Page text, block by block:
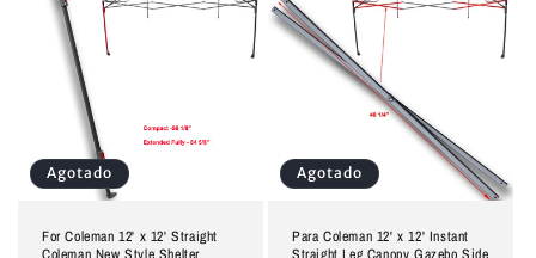
Agotado
For Coleman 12' x 12' Straight
Agotado
Para Coleman 12' x 12' Instant